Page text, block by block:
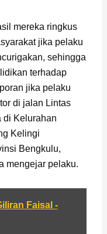
mereka ringkus
jika pelaku
sehingga
terhadap
jika pelaku
di jalan Lintas
di Kelurahan
Kelingi
Bengkulu,
mengejar pelaku.
Faisal -